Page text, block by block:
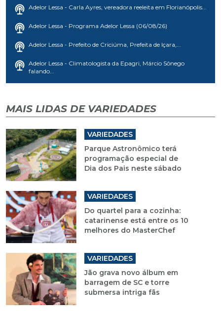
Adelor Lessa - Carla Ayres, vereadora reeleita em Florianópolis...
Adelor Lessa - Programa Adelor Lessa (06/08/26)
Adelor Lessa - Prefeito de Criciúma, Prefeita de Içara,...
Adelor Lessa - Climatologista da Epagri, Márcio Sônego
falando...
MAIS LIDAS DE VARIEDADES
VARIEDADES
Parque Astronômico terá
programação especial de
Dia dos Pais neste sábado
VARIEDADES
Do quartel para a cozinha:
catarinense está entre os 10
melhores do MasterChef
VARIEDADES
Jão grava novo álbum em
barragem de SC e torre
submersa intriga fãs